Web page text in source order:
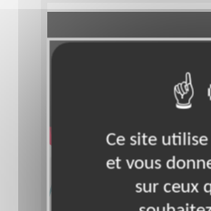
Accompagnement
Ce site
et vous
sur ceux